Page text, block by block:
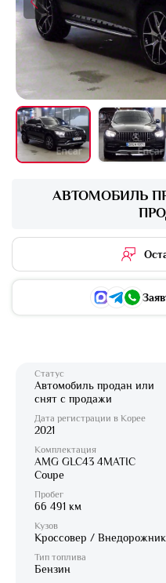
АВТОМОБИЛЬ
Статус
Автомобиль продан или
снят с продажи
Дата регистрации в Корее
2021
Комплектация
AMG GLC43 4MATIC
Coupe
Пробег
66 491 км
Кузов
Кроссовер / Внедорожник
Тип топлива
Бензин